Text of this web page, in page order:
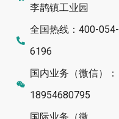
李鹊镇工业园
全国热线：400-054-
6196
国内业务（微信）：
18954680795